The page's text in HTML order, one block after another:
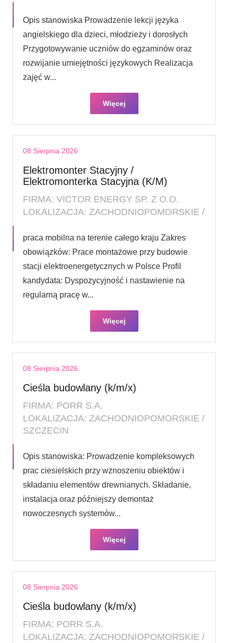
Opis stanowiska Prowadzenie lekcji języka
angielskiego dla dzieci, młodzieży i dorosłych
Przygotowywanie uczniów do egzaminów oraz
rozwijanie umiejętności językowych Realizacja
zajęć w...
Więcej
08 Sierpnia 2026
Elektromonter Stacyjny /
Elektromonterka Stacyjna (K/M)
FIRMA: VICTOR ENERGY SP. Z O.O.
LOKALIZACJA: ZACHODNIOPOMORSKIE /
praca mobilna na terenie całego kraju Zakres
obowiązków: Prace montażowe przy budowie
stacji elektroenergetycznych w Polsce Profil
kandydata: Dyspozycyjność i nastawienie na
regularną pracę w...
Więcej
08 Sierpnia 2026
Cieśla budowlany (k/m/x)
FIRMA: PORR S.A.
LOKALIZACJA: ZACHODNIOPOMORSKIE /
SZCZECIN
Opis stanowiska: Prowadzenie kompleksowych
prac ciesielskich przy wznoszeniu obiektów i
składaniu elementów drewnianych. Składanie,
instalacja oraz późniejszy demontaż
nowoczesnych systemów...
Więcej
08 Sierpnia 2026
Cieśla budowlany (k/m/x)
FIRMA: PORR S.A.
LOKALIZACJA: ZACHODNIOPOMORSKIE /